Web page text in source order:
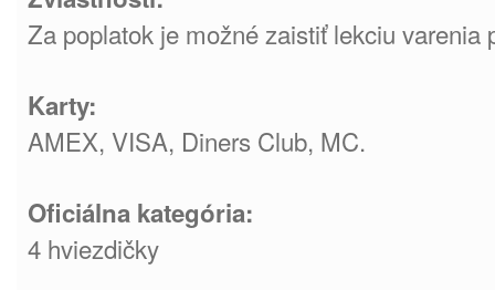
Za poplatok je možné zaistiť lekciu varenia
Karty:
AMEX, VISA, Diners Club, MC.
Oficiálna kategória:
4 hviezdičky